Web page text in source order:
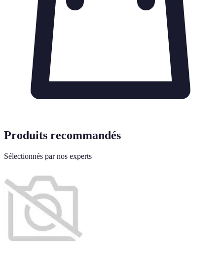
Produits recommandés
Sélectionnés par nos experts